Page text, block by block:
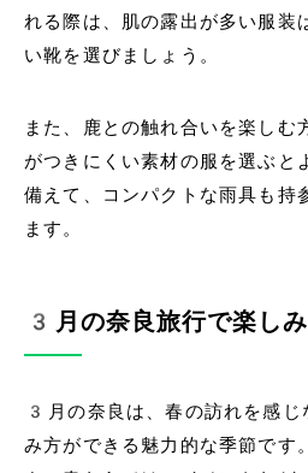
れる際は、肌の露出が多い服装
い靴を選びましょう。
また、鹿との触れ合いを楽しむ
がつきにくい素材の服を選ぶと
備えて、コンパクトな雨具も持
ます。
3月の奈良旅行で楽しみ
3月の奈良は、春の訪れを感じ
み方ができる魅力的な季節です